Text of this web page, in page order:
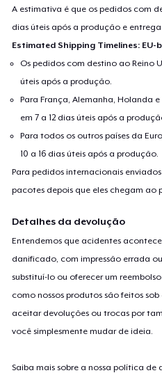
A estimativa é que os pedidos com
dias úteis após a produção e
Estimated Shipping Timelines: EU-
Os pedidos com destino ao Reino
úteis após a produção.
Para França, Alemanha, Holanda
em 7 a 12 dias úteis após a
Para todos os outros países da
10 a 16 dias úteis após a produção.
Para pedidos internacionais
pacotes depois que eles chegam ao
Detalhes da devolução
Entendemos que acidentes
danificado, com impressão errada
substituí-lo ou oferecer um
como nossos produtos são feitos
aceitar devoluções ou trocas por
você simplesmente mudar de ideia.
Saiba mais sobre a nossa política de